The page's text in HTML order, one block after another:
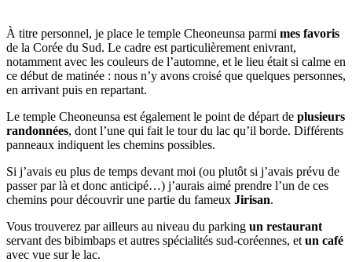
À titre personnel, je place le temple Cheoneunsa parmi mes favoris
de la Corée du Sud. Le cadre est particulièrement enivrant,
notamment avec les couleurs de l’automne, et le lieu était si calme en
ce début de matinée : nous n’y avons croisé que quelques personnes,
en arrivant puis en repartant.
Le temple Cheoneunsa est également le point de départ de plusieurs
randonnées, dont l’une qui fait le tour du lac qu’il borde. Différents
panneaux indiquent les chemins possibles.
Si j’avais eu plus de temps devant moi (ou plutôt si j’avais prévu de
passer par là et donc anticipé…) j’aurais aimé prendre l’un de ces
chemins pour découvrir une partie du fameux Jirisan.
Vous trouverez par ailleurs au niveau du parking un restaurant
servant des bibimbaps et autres spécialités sud-coréennes, et un café
avec vue sur le lac.